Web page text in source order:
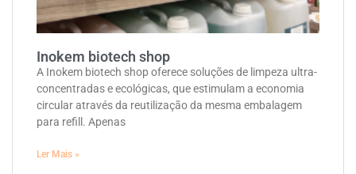
Inokem biotech shop
A Inokem biotech shop oferece soluções de limpeza ultra-
concentradas e ecológicas, que estimulam a economia
circular através da reutilização da mesma embalagem
para refill. Apenas
Ler Mais »